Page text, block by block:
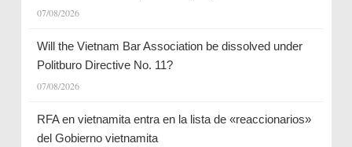
07/08/2026
Will the Vietnam Bar Association be dissolved under
Politburo Directive No. 11?
07/08/2026
RFA en vietnamita entra en la lista de «reaccionarios»
del Gobierno vietnamita